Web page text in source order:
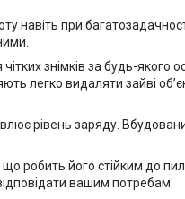
навіть при
знімків за будь-якого
легко видаляти зайві
рівень заряду.
робить його стійким до
вашим потребам.